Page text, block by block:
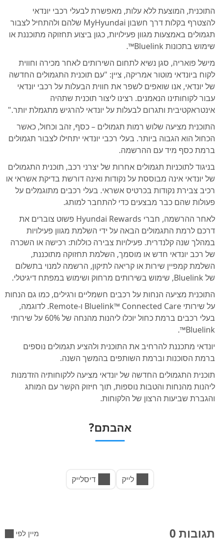
התוכנית, המוצעת ללא עלות, מאפשרת לבעלי רכבי יונדאי
להצטרף בקלות דרך חשבון MyHyundai שלהם ולהתחיל לצבור
תגמולים באמצעות מגוון פעילויות, כגון ביצוע תחזוקה מתוכננת או
שימוש בתכונות Bluelink™.
מישל פואריה, סגן נשיא לתחום השירותים לאחר מכירה וחווית
לקוח ביונדאי מוטור אמריקה, ציין: "עם תוכנית התגמולים החדשה
של יונדאי, אנו שואפים לשפר את חווית הבעלות על רכבי יונדאי
עבור לקוחותינו הנאמנים. רצינו ליצור תוכנית שתהיה
אינטראקטיבית ותגרום לבעלות על יונדאי להרגיש מתגמלת יותר."
התוכנית מציעה שלוש רמות תגמולים – כסף, זהב וכחול, כאשר
הכחול הוא הגבוה ביותר. בעלי רכבי יונדאי יתחילו לצבור תגמולים
ברמת כסף מיד עם ההרשמה.
בניגוד לתוכניות תגמולים אחרות של יצרני רכב, תוכנית התגמולים
של יונדאי אינה מבוססת על נקודות ואינה דורשת בדיקת אשראי או
רכיב צבירת נקודות בכרטיס אשראי. בעלי רכבים מתוגמלים על
פעולות שהם כבר מבצעים כדי להתחבר למותג.
לאחר ההרשמה, חברי Hyundai Rewards פשוט צוברים את
דרכם לרמת התגמולים הבאה על ידי השלמת מגוון פעילויות
במהלך שנה קלנדרית. פעילויות צבירה כוללות: רכישה או השכרה
של רכב יונדאי חדש או מוסמך, השלמת תחזוקה מתוכננת,
השלמת קמפיין שירות או קריאה לתיקון, הרשמה למנוי בתשלום
של Bluelink, שימוש בשירותים מרחוק ושימוש במפתח דיגיטלי.
התוכנית מציעה הנחות על רכבים חשמליים ורגילים, כמו גם הנחות
על שירותי Bluelink™ Connected Care ו-Remote. לדוגמה,
בעלי רכבים ברמת כחול יוכלו ליהנות מהנחה של 60% על שירותי
Bluelink™.
יונדאי מתכננת להרחיב את התוכנית ולהציע תגמולים נוספים
ברמת הסוכנות וברמת השותפים בהמשך השנה.
תוכנית התגמולים החדשה של יונדאי מציעה ללקוחותיה הזדמנות
ליהנות מהנחות והטבות נוספות, תוך חיזוק הקשר עם המותג
והגברת שביעות הרצון של הלקוחות.
אהבתם?
לייק דיסלייק
תגובות 0 מיין לפי